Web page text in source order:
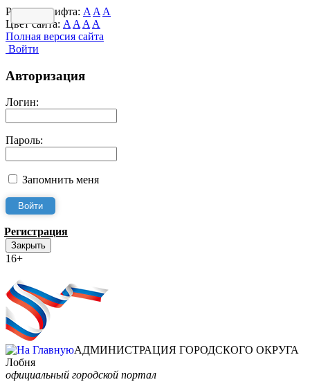
Размер шрифта: A A A
Цвет сайта: A A A A
Полная версия сайта
Войти
Авторизация
Логин:
Пароль:
Запомнить меня
Регистрация
Закрыть
16+
АДМИНИСТРАЦИЯ ГОРОДСКОГО ОКРУГА
Лобня
официальный городской портал